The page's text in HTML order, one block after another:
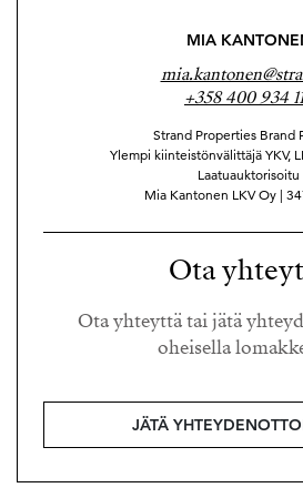
MIA
+358 400 934
Strand Properties Brand
Ylempi kiinteistönvälittäjä YKV,
Laatuauktorisoitu
Mia Kantonen LKV Oy |
Ota
Ota yhteyttä tai jätä
oheisella
JÄTÄ